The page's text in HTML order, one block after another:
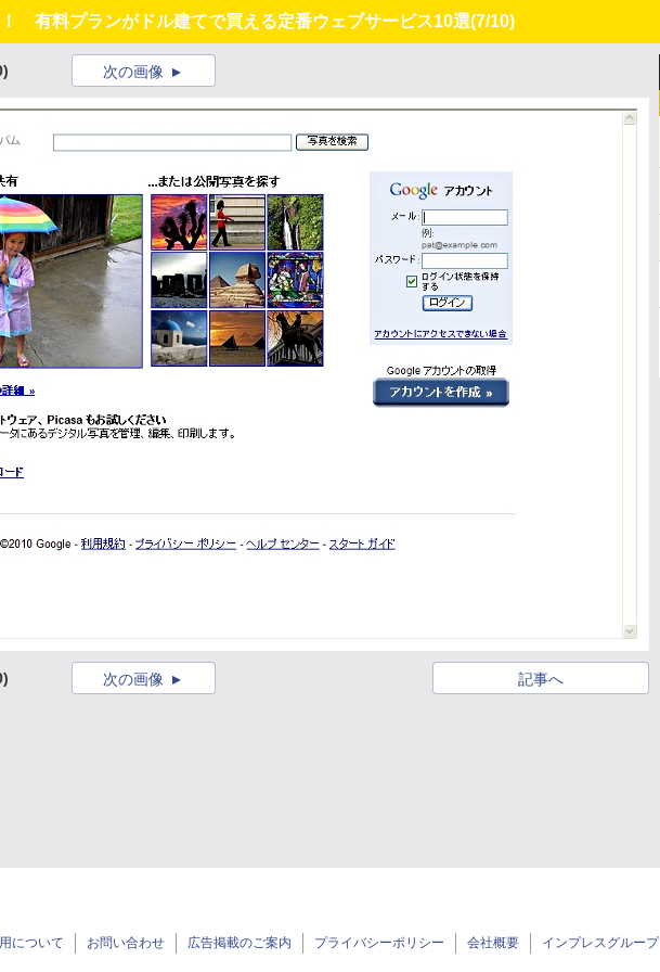
有料プランがドル建てで買える定番ウェブサービス10選(7/10)
次の画像
記事へ
次の画像
について お問い合わせ 広告掲載のご案内 プライバシーポリシー 会社概要 インプレスグループ